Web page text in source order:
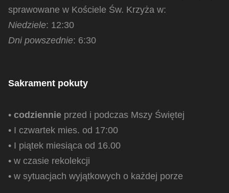
sprawowane w Kościele Św. Krzyża w:
Niedziele: 12:30
Dni powszednie: 6:30
Sakrament pokuty
•codziennieprzed i podczas Mszy Świętej
• I czwartek mies. od 17:00
• I piątek miesiąca od 16.00
• w czasie rekolekcji
• w sytuacjach wyjątkowych o każdej porze